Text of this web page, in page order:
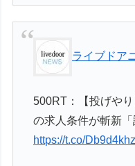
ライブドア
500RT：【投げや
の求人条件が斬新「
https://t.co/